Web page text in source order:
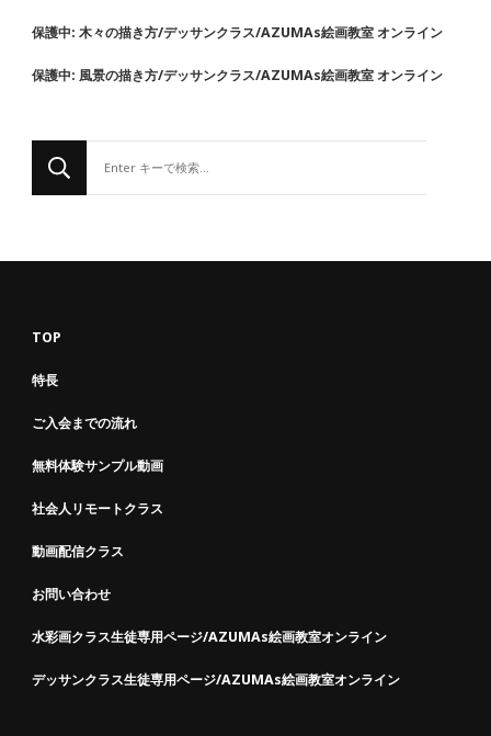
保護中: 木々の描き方/デッサンクラス/AZUMAs絵画教室 オンライン
保護中: 風景の描き方/デッサンクラス/AZUMAs絵画教室 オンライン
探
TOP
特長
ご入会までの流れ
無料体験サンプル動画
社会人リモートクラス
動画配信クラス
お問い合わせ
水彩画クラス生徒専用ページ/AZUMAs絵画教室オンライン
デッサンクラス生徒専用ページ/AZUMAs絵画教室オンライン